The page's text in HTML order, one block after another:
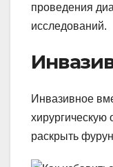
проведения
исследований.
Инвазивное
раскрыть